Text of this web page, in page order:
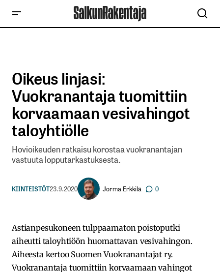
Oikeus linjasi:
Vuokranantaja tuomittiin
korvaamaan vesivahingot
taloyhtiölle
Hovioikeuden ratkaisu korostaa vuokranantajan
vastuuta lopputarkastuksesta.
KIINTEISTÖT23.9.2020 Jorma Erkkilä 0
Astianpesukoneen tulppaamaton poistoputki
aiheutti taloyhtiöön huomattavan vesivahingon.
Aiheesta kertoo Suomen Vuokranantajat ry.
Vuokranantaja tuomittiin korvaamaan vahingot